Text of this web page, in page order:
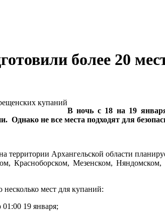
более 20
В ночь с 18 на 19
не все места подходят для
Архангельской области
Красноборском, Мезенском,
мест для купаний:
19 января;